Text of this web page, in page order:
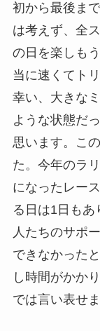
初から最後ま
は考えず、全
の日を楽しも
当に速くてト
幸い、大きな
ような状態だ
思います。こ
た。今年のラ
になったレー
る日は1日も
人たちのサポ
できなかった
し時間がかか
では言い表せ